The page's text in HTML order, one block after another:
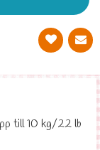
till 10 kg/22 lb